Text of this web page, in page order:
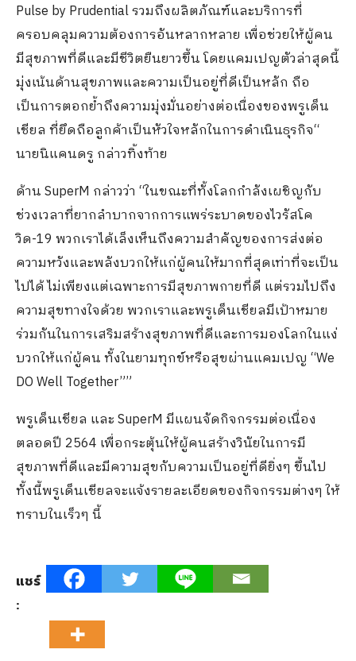
Pulse by Prudential รวมถึงผลิตภัณฑ์และบริการที่
ครอบคลุมความต้องการอันหลากหลาย เพื่อช่วยให้ผู้คน
มีสุขภาพที่ดีและมีชีวิตยืนยาวขึ้น โดยแคมเปญตัวล่าสุดนี้
มุ่งเน้นด้านสุขภาพและความเป็นอยู่ที่ดีเป็นหลัก ถือ
เป็นการตอกย้ำถึงความมุ่งมั่นอย่างต่อเนื่องของพรูเด็น
เชียล ที่ยึดถือลูกค้าเป็นหัวใจหลักในการดำเนินธุรกิจ“
นายนิแคนดรู กล่าวทิ้งท้าย
ด้าน SuperM กล่าวว่า “ในขณะที่ทั้งโลกกำลังเผชิญกับ
ช่วงเวลาที่ยากลำบากจากการแพร่ระบาดของไวรัสโค
วิด-19 พวกเราได้เล็งเห็นถึงความสำคัญของการส่งต่อ
ความหวังและพลังบวกให้แก่ผู้คนให้มากที่สุดเท่าที่จะเป็น
ไปได้ ไม่เพียงแต่เฉพาะการมีสุขภาพกายที่ดี แต่รวมไปถึง
ความสุขทางใจด้วย พวกเราและพรูเด็นเชียลมีเป้าหมาย
ร่วมกันในการเสริมสร้างสุขภาพที่ดีและการมองโลกในแง่
บวกให้แก่ผู้คน ทั้งในยามทุกข์หรือสุขผ่านแคมเปญ “We
DO Well Together””
พรูเด็นเชียล และ SuperM มีแผนจัดกิจกรรมต่อเนื่อง
ตลอดปี 2564 เพื่อกระตุ้นให้ผู้คนสร้างวินัยในการมี
สุขภาพที่ดีและมีความสุขกับความเป็นอยู่ที่ดียิ่งๆ ขึ้นไป
ทั้งนี้พรูเด็นเชียลจะแจ้งรายละเอียดของกิจกรรมต่างๆ ให้
ทราบในเร็วๆ นี้
แชร์
: